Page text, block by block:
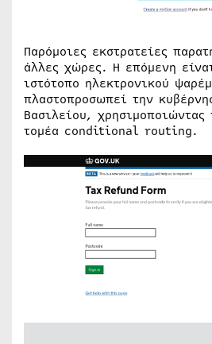
Παρόμοιες εκστρατείες
άλλες χώρες. Η επόμενη
ιστότοπο ηλεκτρονικού
πλαστοπροσωπεί την
Βασιλείου, χρησιμοποιώντας
τομέα conditional routing.